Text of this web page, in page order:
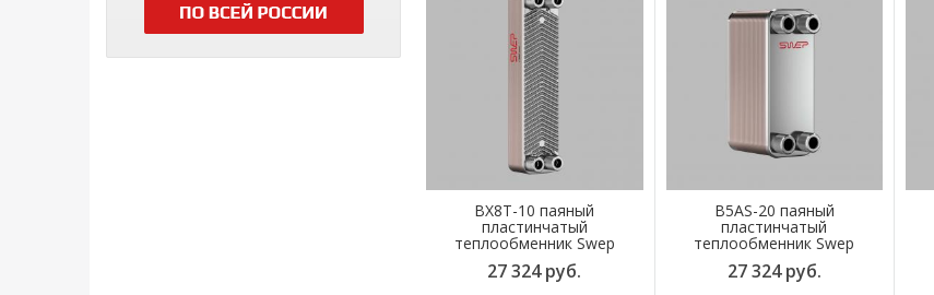
BX8T-10 паяный
пластинчатый
теплообменник Swep
27 324 руб.
B5AS-20 паяный
пластинчатый
теплообменник Swep
27 324 руб.